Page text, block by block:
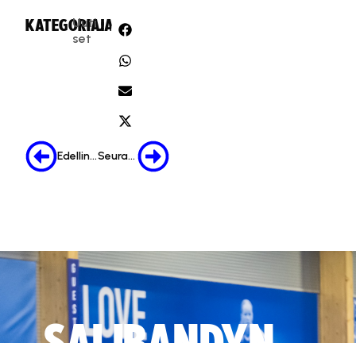
KATEGORIA:
Uuti
set
JAA:
Edellinen Seuraava